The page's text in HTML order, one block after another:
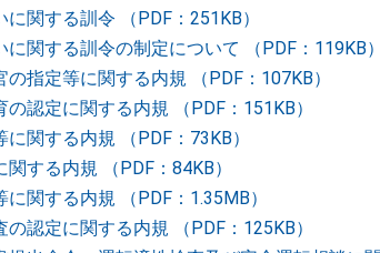
関する訓令 （PDF：251KB）
関する訓令の制定について （PDF：119KB）
指定等に関する内規 （PDF：107KB）
認定に関する内規 （PDF：151KB）
関する内規 （PDF：73KB）
する内規 （PDF：84KB）
関する内規 （PDF：1.35MB）
認定に関する内規 （PDF：125KB）